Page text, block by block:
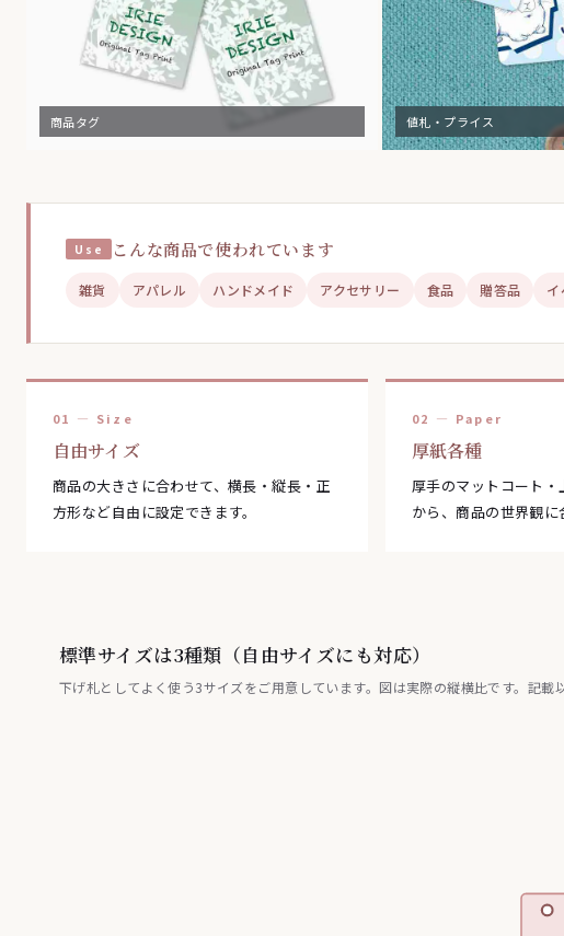
商品タグ 値札・プライス
こんな商品で使われています
雑貨 アパレル ハンドメイド アクセサリー 食品 贈答品 イ
01 — Size
自由サイズ
商品の大きさに合わせて、横長・縦長・正
方形など自由に設定できます。
02 — Paper
厚紙各種
厚手のマットコート
から、商品の世界観に
標準サイズは3種類（自由サイズにも対応）
下げ札としてよく使う3サイズをご用意しています。図は実際の縦横比です。記載